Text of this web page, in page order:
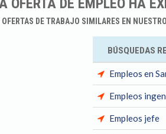
OFERTA DE EMPLEO HA
OFERTAS DE TRABAJO SIMILARES EN NUESTRO
BÚSQUEDAS
Empleos en
Empleos
Empleos jefe